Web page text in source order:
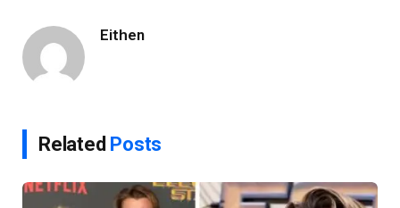
Eithen
Related Posts